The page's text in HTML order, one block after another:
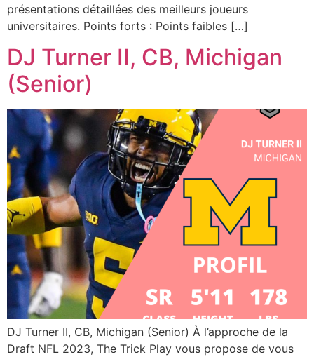
présentations détaillées des meilleurs joueurs
universitaires. Points forts : Points faibles […]
DJ Turner II, CB, Michigan
(Senior)
DJ Turner II, CB, Michigan (Senior) À l’approche de la
Draft NFL 2023, The Trick Play vous propose de vous